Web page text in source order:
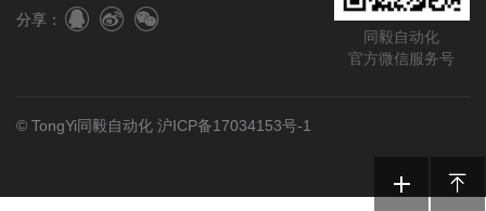
分享：
同毅自动化
官方微信服务号
© TongYi同毅自动化 沪ICP备17034153号-1